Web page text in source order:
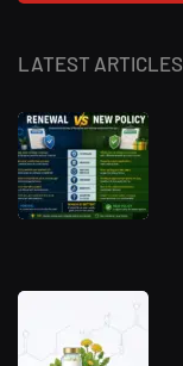
LATEST ARTICLES